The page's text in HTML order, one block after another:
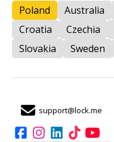
Poland Australia
Croatia
Czechia
Slovakia
Sweden
support@lock.me